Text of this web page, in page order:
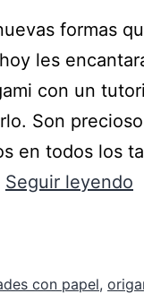
formas
les
con un
Son
en todos los
Seguir leyendo
con papel,